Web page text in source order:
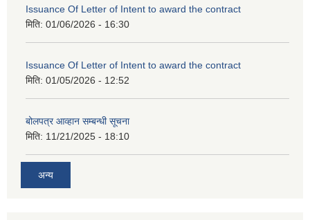
Issuance Of Letter of Intent to award the contract
मिति: 01/06/2026 - 16:30
Issuance Of Letter of Intent to award the contract
मिति: 01/05/2026 - 12:52
बोलपत्र आव्हान सम्बन्धी सूचना
मिति: 11/21/2025 - 18:10
अन्य